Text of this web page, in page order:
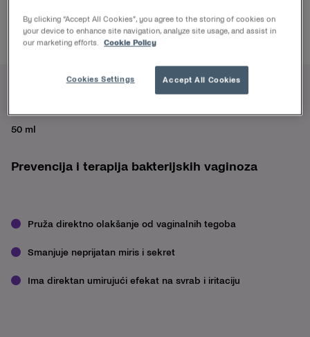
50 ml
Prevencija i terapija bakterijskih vaginoza
Pruža direktno olakšanje od vaginalnih tegoba
Smanjuje neprijatan miris i sekret
Ima direktan umirujući efekat na svrab i iritaciju
By clicking “Accept All Cookies”, you agree to the storing of cookies on
your device to enhance site navigation, analyze site usage, and assist in
our marketing efforts.
Cookie Policy
Accept All Cookies
Cookies Settings